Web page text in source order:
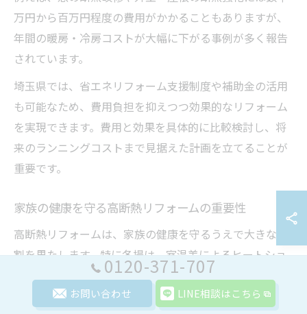
万円から百万円程度の費用がかかることもありますが、
年間の暖房・冷房コストが大幅に下がる事例が多く報告
されています。
埼玉県では、省エネリフォーム支援制度や補助金の活用
も可能なため、費用負担を抑えつつ効果的なリフォーム
を実現できます。費用と効果を具体的に比較検討し、将
来のランニングコストまで見据えた計画を立てることが
重要です。
家族の健康を守る高断熱リフォームの重要性
高断熱リフォームは、家族の健康を守るうえで大きな役
割を果たします。特に冬場は、室温差によるヒートショ
ックなどの健康リスクが高まるため、断熱性の向上が求
められます。
0120-371-707
お問い合わせ LINE相談はこちら